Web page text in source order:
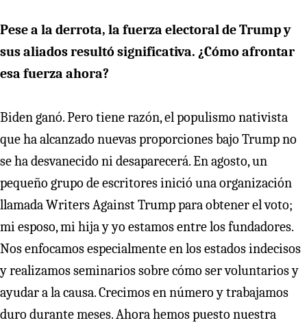
Pese a la derrota, la fuerza electoral de Trump y
sus aliados resultó significativa. ¿Cómo afrontar
esa fuerza ahora?
Biden ganó. Pero tiene razón, el populismo nativista
que ha alcanzado nuevas proporciones bajo Trump no
se ha desvanecido ni desaparecerá. En agosto, un
pequeño grupo de escritores inició una organización
llamada Writers Against Trump para obtener el voto;
mi esposo, mi hija y yo estamos entre los fundadores.
Nos enfocamos especialmente en los estados indecisos
y realizamos seminarios sobre cómo ser voluntarios y
ayudar a la causa. Crecimos en número y trabajamos
duro durante meses. Ahora hemos puesto nuestra